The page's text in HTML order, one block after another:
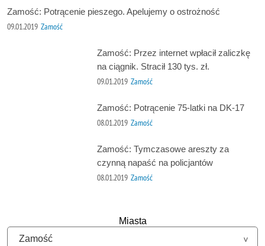
Zamość: Potrącenie pieszego. Apelujemy o ostrożność
09.01.2019 Zamość
Zamość: Przez internet wpłacił zaliczkę
na ciągnik. Stracił 130 tys. zł.
09.01.2019 Zamość
Zamość: Potrącenie 75-latki na DK-17
08.01.2019 Zamość
Zamość: Tymczasowe areszty za
czynną napaść na policjantów
08.01.2019 Zamość
Miasta